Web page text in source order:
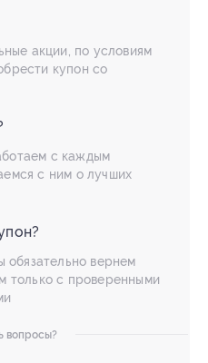
акции, по условиям
купон со
с каждым
с ним о лучших
обязательно вернем
только с проверенными
вопросы?